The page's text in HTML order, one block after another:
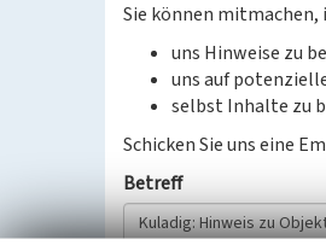
Sie können mitmachen,
uns Hinweise zu
uns auf
selbst Inhalte zu
Schicken Sie uns eine
Betreff